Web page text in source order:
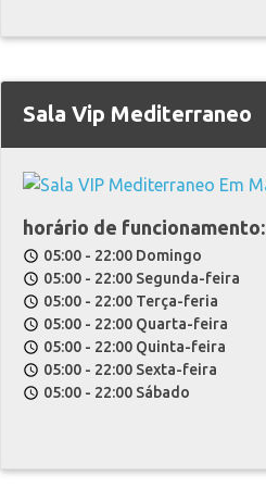
Sala Vip Mediterraneo
horário de funcionamento:
schedule 05:00 - 22:00 Domingo
schedule 05:00 - 22:00 Segunda-feira
schedule 05:00 - 22:00 Terça-feria
schedule 05:00 - 22:00 Quarta-feira
schedule 05:00 - 22:00 Quinta-feira
schedule 05:00 - 22:00 Sexta-feira
schedule 05:00 - 22:00 Sábado